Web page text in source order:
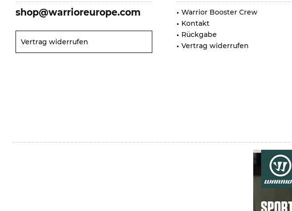
shop@warrioreurope.com
Vertrag widerrufen
Warrior Booster Crew
Kontakt
Rückgabe
Vertrag widerrufen